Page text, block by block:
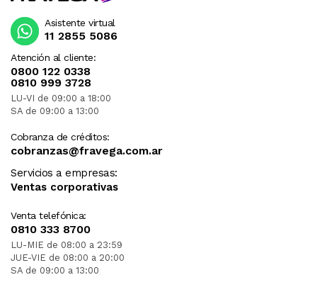
Atención al cliente:
0800 122 0338
0810 999 3728
LU-VI de 09:00 a 18:00
SA de 09:00 a 13:00
Cobranza de créditos:
cobranzas@fravega.com.ar
Servicios a empresas:
Ventas corporativas
Venta telefónica:
0810 333 8700
LU-MIE de 08:00 a 23:59
JUE-VIE de 08:00 a 20:00
SA de 09:00 a 13:00
Asistente virtual
11 2855 5086